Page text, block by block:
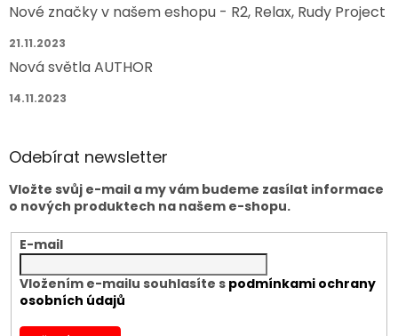
Nové značky v našem eshopu - R2, Relax, Rudy Project
21.11.2023
Nová světla AUTHOR
14.11.2023
Odebírat newsletter
Vložte svůj e-mail a my vám budeme zasílat informace
o nových produktech na našem e-shopu.
E-mail
Vložením e-mailu souhlasíte s podmínkami ochrany
osobních údajů